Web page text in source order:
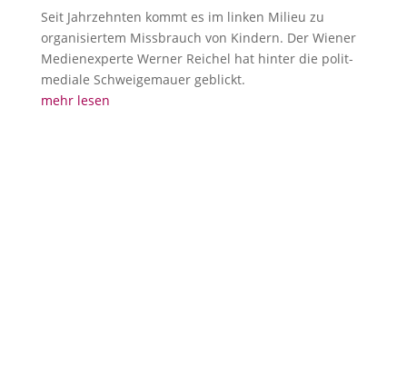
Seit Jahrzehnten kommt es im linken Milieu zu
organisiertem Missbrauch von Kindern. Der Wiener
Medienexperte Werner Reichel hat hinter die polit-
mediale Schweigemauer geblickt.
mehr lesen